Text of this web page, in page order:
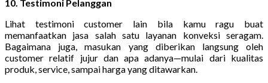
10. Testimoni Pelanggan
Lihat testimoni customer lain bila kamu ragu buat
memanfaatkan jasa salah satu layanan konveksi seragam.
Bagaimana juga, masukan yang diberikan langsung oleh
customer relatif jujur dan apa adanya—mulai dari kualitas
produk, service, sampai harga yang ditawarkan.